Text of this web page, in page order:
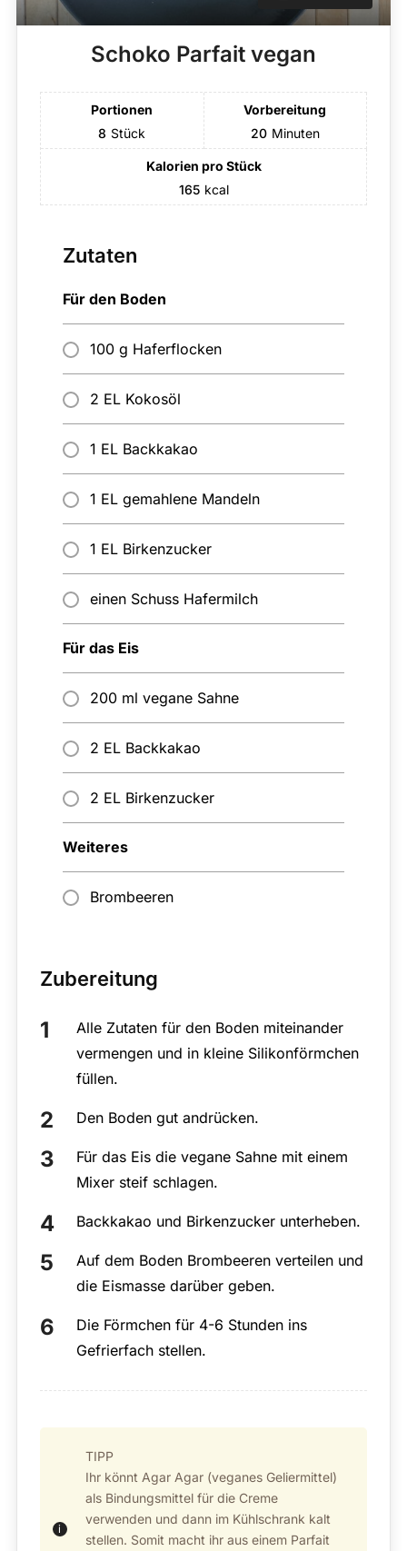
Schoko Parfait vegan
Portionen
8 Stück
Vorbereitung
20 Minuten
Kalorien pro Stück
165 kcal
Zutaten
Für den Boden
100 g Haferflocken
2 EL Kokosöl
1 EL Backkakao
1 EL gemahlene Mandeln
1 EL Birkenzucker
einen Schuss Hafermilch
Für das Eis
200 ml vegane Sahne
2 EL Backkakao
2 EL Birkenzucker
Weiteres
Brombeeren
Zubereitung
Alle Zutaten für den Boden miteinander
vermengen und in kleine Silikonförmchen
füllen.
Den Boden gut andrücken.
Für das Eis die vegane Sahne mit einem
Mixer steif schlagen.
Backkakao und Birkenzucker unterheben.
Auf dem Boden Brombeeren verteilen und
die Eismasse darüber geben.
Die Förmchen für 4-6 Stunden ins
Gefrierfach stellen.
TIPP
Ihr könnt Agar Agar (veganes Geliermittel)
als Bindungsmittel für die Creme
verwenden und dann im Kühlschrank kalt
stellen. Somit macht ihr aus einem Parfait